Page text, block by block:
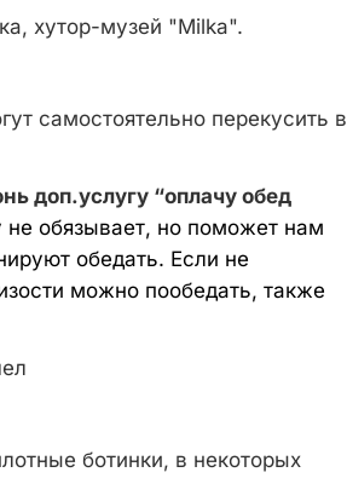
хутор-музей "Milka".
самостоятельно перекусить в
доп.услугу “оплачу обед
не обязывает, но поможет нам
обедать. Если не
можно пообедать, также
ботинки, в некоторых